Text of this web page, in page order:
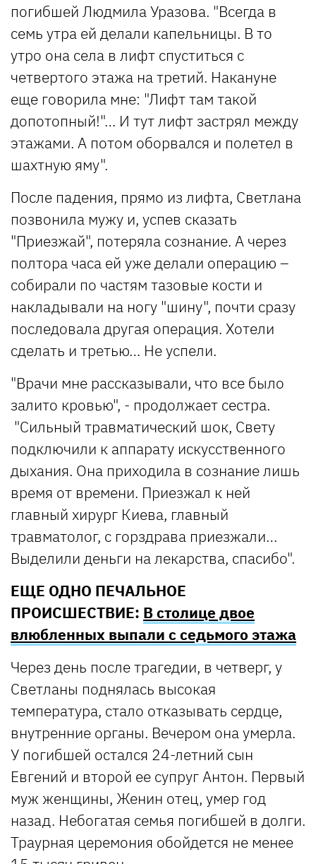
погибшей Людмила Уразова. "Всегда в
семь утра ей делали капельницы. В то
утро она села в лифт спуститься с
четвертого этажа на третий. Накануне
еще говорила мне: "Лифт там такой
допотопный!"… И тут лифт застрял между
этажами. А потом оборвался и полетел в
шахтную яму".
После падения, прямо из лифта, Светлана
позвонила мужу и, успев сказать
"Приезжай", потеряла сознание. А через
полтора часа ей уже делали операцию –
собирали по частям тазовые кости и
накладывали на ногу "шину", почти сразу
последовала другая операция. Хотели
сделать и третью… Не успели.
"Врачи мне рассказывали, что все было
залито кровью", - продолжает сестра.
"Сильный травматический шок, Свету
подключили к аппарату искусственного
дыхания. Она приходила в сознание лишь
время от времени. Приезжал к ней
главный хирург Киева, главный
травматолог, с горздрава приезжали…
Выделили деньги на лекарства, спасибо".
ЕЩЕ ОДНО ПЕЧАЛЬНОЕ
ПРОИСШЕСТВИЕ: В столице двое
влюбленных выпали с седьмого этажа
Через день после трагедии, в четверг, у
Светланы поднялась высокая
температура, стало отказывать сердце,
внутренние органы. Вечером она умерла.
У погибшей остался 24-летний сын
Евгений и второй ее супруг Антон. Первый
муж женщины, Женин отец, умер год
назад. Небогатая семья погибшей в долги.
Траурная церемония обойдется не менее